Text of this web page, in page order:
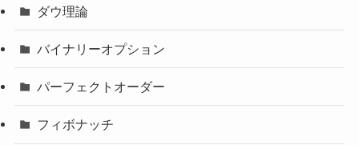
ダウ理論
バイナリーオプション
パーフェクトオーダー
フィボナッチ